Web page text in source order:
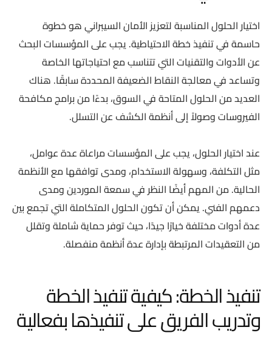
اختيار الحلول المناسبة لتعزيز الأمان السيبراني هو خطوة
حاسمة في تنفيذ خطة الاحتياطية. يجب على المؤسسات البحث
عن الأدوات والتقنيات التي تتناسب مع احتياجاتها الخاصة
وتساعد في معالجة النقاط الضعيفة المحددة سابقًا. هناك
العديد من الحلول المتاحة في السوق، بدءًا من برامج مكافحة
الفيروسات وصولاً إلى أنظمة الكشف عن التسلل.
عند اختيار الحلول، يجب على المؤسسات مراعاة عدة عوامل،
مثل التكلفة، وسهولة الاستخدام، ومدى توافقها مع الأنظمة
الحالية. من المهم أيضًا النظر في سمعة الموردين ومدى
دعمهم الفني. يمكن أن تكون الحلول المتكاملة التي تجمع بين
عدة أدوات مختلفة خيارًا جيدًا، حيث توفر حماية شاملة وتقلل
من التعقيدات المرتبطة بإدارة عدة أنظمة منفصلة.
تنفيذ الخطة: كيفية تنفيذ الخطة
وتدريب الفريق على تنفيذها بفعالية